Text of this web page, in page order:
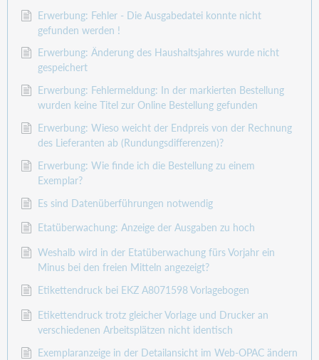
Erwerbung: Fehler - Die Ausgabedatei konnte nicht
gefunden werden !
Erwerbung: Änderung des Haushaltsjahres wurde nicht
gespeichert
Erwerbung: Fehlermeldung: In der markierten Bestellung
wurden keine Titel zur Online Bestellung gefunden
Erwerbung: Wieso weicht der Endpreis von der Rechnung
des Lieferanten ab (Rundungsdifferenzen)?
Erwerbung: Wie finde ich die Bestellung zu einem
Exemplar?
Es sind Datenüberführungen notwendig
Etatüberwachung: Anzeige der Ausgaben zu hoch
Weshalb wird in der Etatüberwachung fürs Vorjahr ein
Minus bei den freien Mitteln angezeigt?
Etikettendruck bei EKZ A8071598 Vorlagebogen
Etikettendruck trotz gleicher Vorlage und Drucker an
verschiedenen Arbeitsplätzen nicht identisch
Exemplaranzeige in der Detailansicht im Web-OPAC ändern